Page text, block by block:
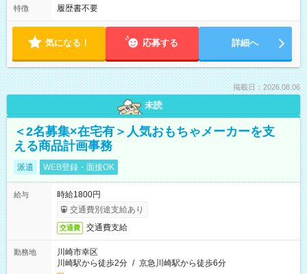
特徴 履歴書不要
気になる！ 応募する 詳細へ
掲載日：2026.08.06
未読
＜2名募集×在宅有＞人気おもちゃメーカーを支
える商品計画事務
派遣 WEB登録・面接OK
給与
時給1800円
交通費別途支給あり
交通費 交通費支給
勤務地
川崎市幸区
川崎駅から徒歩2分 / 京急川崎駅から徒歩6分